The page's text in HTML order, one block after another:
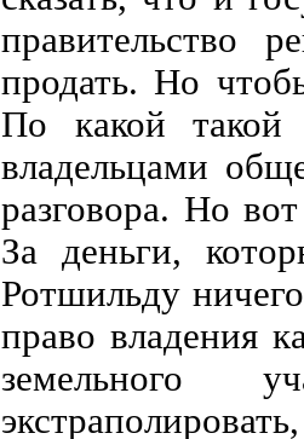
правительство
продать. Но
По какой такой
владельцами
разговора. Но
За деньги,
Ротшильду
право владения
земельного